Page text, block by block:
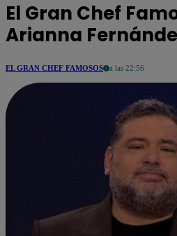
El Gran Chef
Arianna
EL GRAN CHEF FAMOSOS a las 22:56